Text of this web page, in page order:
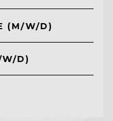
(M/W/D)
D)